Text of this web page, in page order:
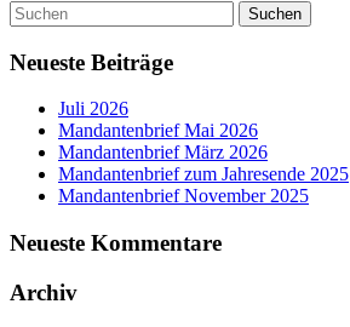
Neueste Beiträge
Juli 2026
Mandantenbrief Mai 2026
Mandantenbrief März 2026
Mandantenbrief zum Jahresende 2025
Mandantenbrief November 2025
Neueste Kommentare
Archiv